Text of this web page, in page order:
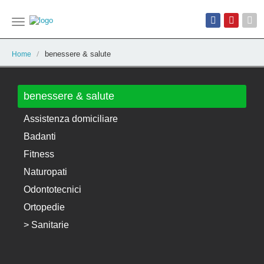
Toggle
Home benessere & salute
benessere & salute
Assistenza domiciliare
Badanti
Fitness
Naturopati
Odontotecnici
Ortopedie
> Sanitarie